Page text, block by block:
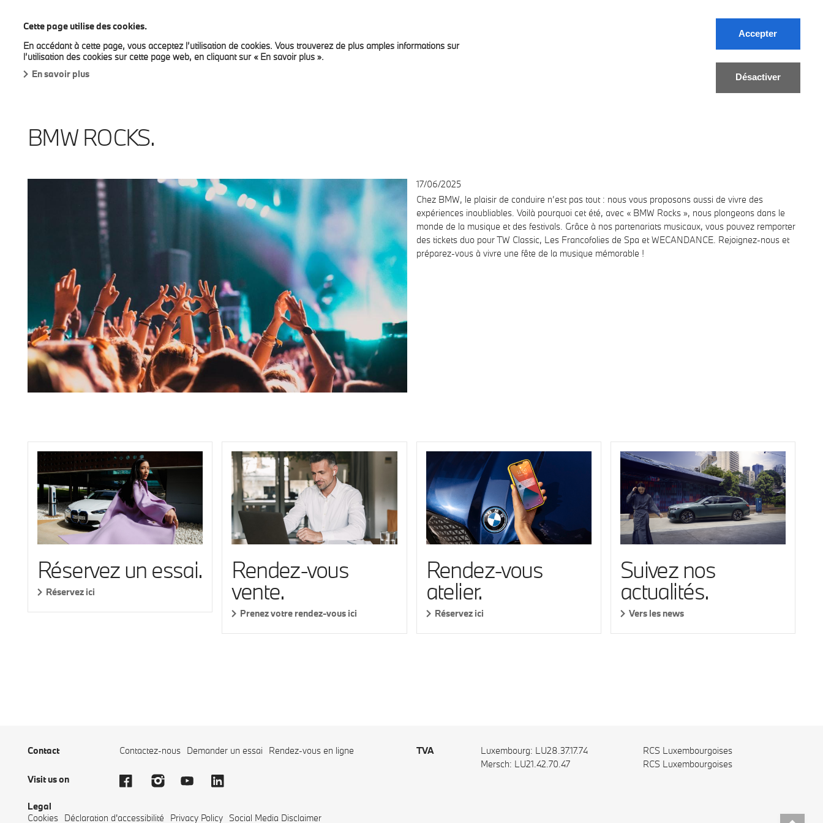
Cette page utilise des cookies.
En accédant à cette page, vous acceptez l’utilisation de cookies. Vous trouverez de plus amples informations sur
l’utilisation des cookies sur cette page web, en cliquant sur « En savoir plus ».
En savoir plus
Accepter
Désactiver
Tous les modèles Véhicules rapidement disponibles Services Leasing privé News
BMW Bilia
BMW ROCKS.
17/06/2025
Chez BMW, le plaisir de conduire n’est pas tout : nous vous proposons aussi de vivre des
expériences inoubliables. Voilà pourquoi cet été, avec « BMW Rocks », nous plongeons dans le
monde de la musique et des festivals. Grâce à nos partenariats musicaux, vous pouvez remporter
des tickets duo pour TW Classic, Les Francofolies de Spa et WECANDANCE. Rejoignez-nous et
préparez-vous à vivre une fête de la musique mémorable !
Réservez un essai.
Réservez ici
Rendez-vous
vente.
Prenez votre rendez-vous ici
Rendez-vous
atelier.
Réservez ici
Suivez nos
actualités.
Vers les news
Contact Contactez-nous Demander un essai Rendez-vous en ligne
Visit us on
Legal
Cookies Déclaration d'accessibilité Privacy Policy Social Media Disclaimer
TVA
Luxembourg: LU28.37.17.74
Mersch: LU21.42.70.47
RCS Luxembourgoises
RCS Luxembourgoises